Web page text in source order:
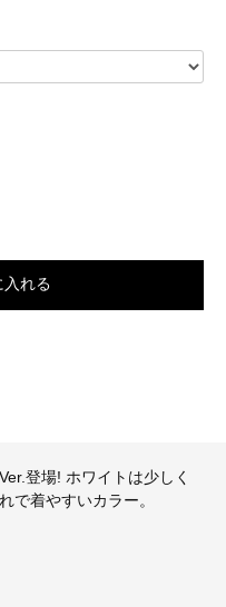
れる
登場! ホワイトは少しく
で着やすいカラー。